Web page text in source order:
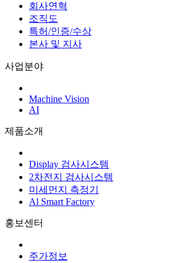
회사연혁
조직도
특허/인증/수상
본사 및 지사
사업분야
Machine Vision
AI
제품소개
Display 검사시스템
2차전지 검사시스템
미세먼지 측정기
Al Smart Factory
홍보센터
주가정보